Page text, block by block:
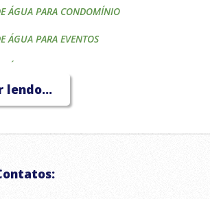
ÁGUA PARA CONDOMÍNIO
ÁGUA PARA EVENTOS
ÁGUA PARA CONSTRUTORAS
ÁGUA PARA HOTÉIS
ÁGUA PARA IRRIGAÇÃO
lendo...